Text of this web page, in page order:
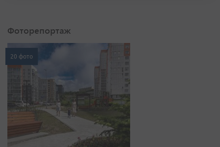
Фоторепортаж
20 фото